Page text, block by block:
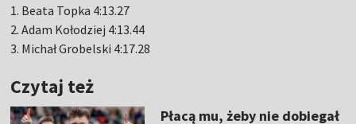
1. Beata Topka 4:13.27
2. Adam Kołodziej 4:13.44
3. Michał Grobelski 4:17.28
Czytaj też
Płacą mu, żeby nie dobiegał